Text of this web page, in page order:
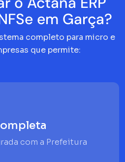
em Garça?
completo para micro e
que permite:
com a Prefeitura